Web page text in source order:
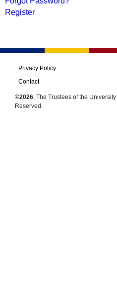
Register
Privacy Policy
Contact
©2026, The Trustees of the
Reserved.